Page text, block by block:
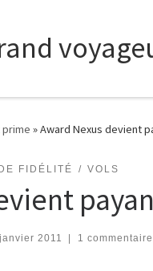
»Award Nexus devient
FIDÉLITÉ VOLS
2011 1 commentaire